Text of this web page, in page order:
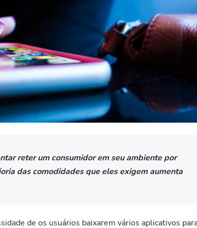
reter um consumidor em seu ambiente por
das comodidades que eles exigem aumenta
de os usuários baixarem vários aplicativos